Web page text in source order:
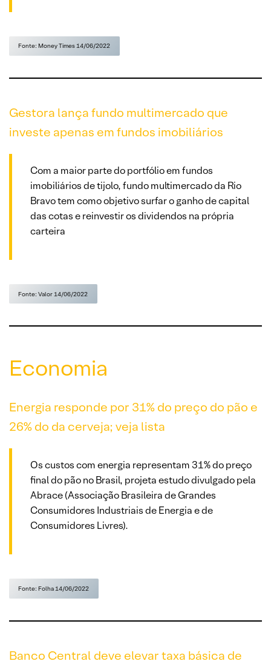
Fonte: Money Times 14/06/2022
Gestora lança fundo multimercado que
investe apenas em fundos imobiliários
Com a maior parte do portfólio em fundos
imobiliários de tijolo, fundo multimercado da Rio
Bravo tem como objetivo surfar o ganho de capital
das cotas e reinvestir os dividendos na própria
carteira
Fonte: Valor 14/06/2022
Economia
Energia responde por 31% do preço do pão e
26% do da cerveja; veja lista
Os custos com energia representam 31% do preço
final do pão no Brasil, projeta estudo divulgado pela
Abrace (Associação Brasileira de Grandes
Consumidores Industriais de Energia e de
Consumidores Livres).
Fonte: Folha 14/06/2022
Banco Central deve elevar taxa básica de